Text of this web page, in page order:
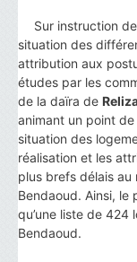
Sur instruction de
situation des
attribution aux
études par les
de la daïra de
animant un point
situation des
réalisation et les
plus brefs délais au
Bendaoud. Ainsi, le
qu’une liste de 424
Bendaoud.